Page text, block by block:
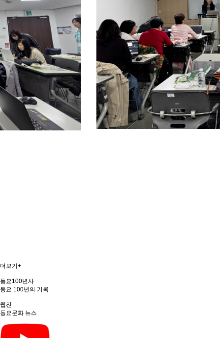
더보기+
동요100년사
동요 100년의 기록
웹진
동요문화 뉴스